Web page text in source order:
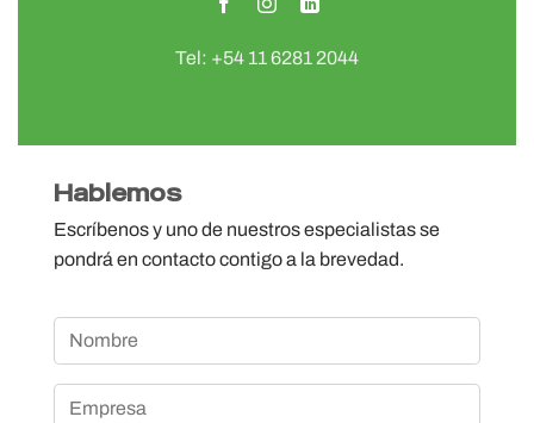
Tel: +54 11 6281 2044
Hablemos
Escríbenos y uno de nuestros especialistas se
pondrá en contacto contigo a la brevedad.